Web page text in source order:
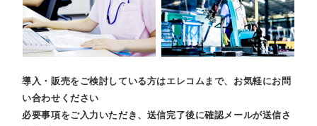
導入・販売をご検討している方はエレコムまで、お気軽にお問
い合わせください
必要事項をご入力いただき、送信完了後に確認メールが送信さ